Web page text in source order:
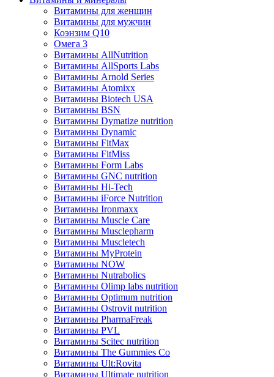
Витамины для женщин
Витамины для мужчин
Коэнзим Q10
Омега 3
Витамины AllNutrition
Витамины AllSports Labs
Витамины Arnold Series
Витамины Atomixx
Витамины Biotech USA
Витамины BSN
Витамины Dymatize nutrition
Витамины Dynamic
Витамины FitMax
Витамины FitMiss
Витамины Form Labs
Витамины GNC nutrition
Витамины Hi-Tech
Витамины iForce Nutrition
Витамины Ironmaxx
Витамины Muscle Care
Витамины Musclepharm
Витамины Muscletech
Витамины MyProtein
Витамины NOW
Витамины Nutrabolics
Витамины Olimp labs nutrition
Витамины Optimum nutrition
Витамины Ostrovit nutrition
Витамины PharmaFreak
Витамины PVL
Витамины Scitec nutrition
Витамины The Gummies Co
Витамины Ult:Rovita
Витамины Ultimate nutrition